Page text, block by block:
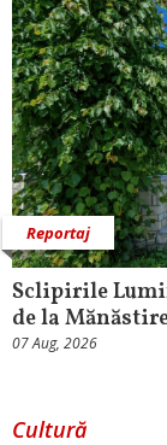
Reportaj
Sclipirile
de la
07 Aug, 2026
Cultură